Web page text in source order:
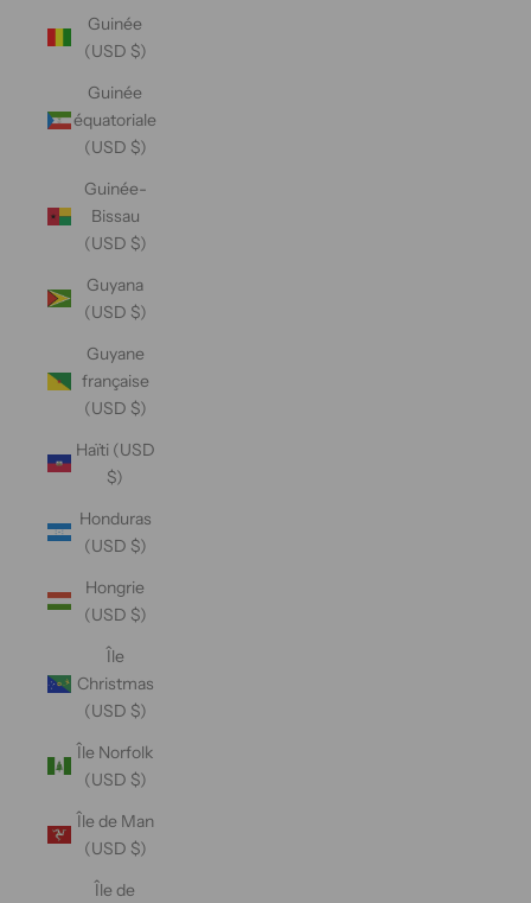
Guinée
(USD $)
Guinée
équatoriale
(USD $)
Guinée-
Bissau
(USD $)
Guyana
(USD $)
Guyane
française
(USD $)
Haïti (USD
$)
Honduras
(USD $)
Hongrie
(USD $)
Île
Christmas
(USD $)
Île Norfolk
(USD $)
Île de Man
(USD $)
Île de